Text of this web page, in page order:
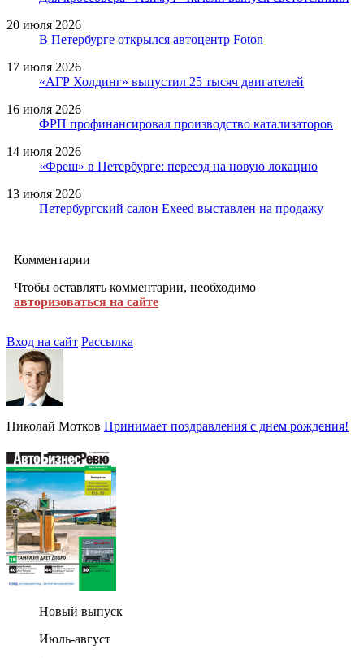
20 июля 2026
В Петербурге открылся автоцентр Foton
17 июля 2026
«АГР Холдинг» выпустил 25 тысяч двигателей
16 июля 2026
ФРП профинансировал производство катализаторов
14 июля 2026
«Фреш» в Петербурге: переезд на новую локацию
13 июля 2026
Петербургский салон Exeed выставлен на продажу
Комментарии
Чтобы оставлять комментарии, необходимо
авторизоваться на сайте
Вход на сайт Рассылка
Николай Мотков Принимает поздравления с днем рождения!
Новый выпуск
Июль-август